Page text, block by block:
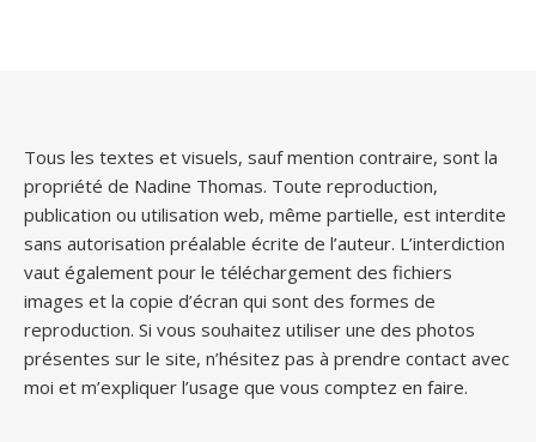
Tous les textes et visuels, sauf mention contraire, sont la
propriété de Nadine Thomas. Toute reproduction,
publication ou utilisation web, même partielle, est interdite
sans autorisation préalable écrite de l’auteur. L’interdiction
vaut également pour le téléchargement des fichiers
images et la copie d’écran qui sont des formes de
reproduction. Si vous souhaitez utiliser une des photos
présentes sur le site, n’hésitez pas à prendre contact avec
moi et m’expliquer l’usage que vous comptez en faire.